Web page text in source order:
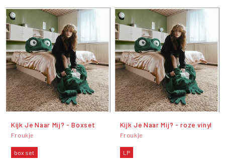
Kijk Je Naar Mij? - Boxset
Froukje
box set
Kijk Je Naar Mij? - roze vinyl
Froukje
LP